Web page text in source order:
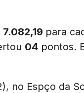
7.082,19 para
04 pontos.
no Espço da